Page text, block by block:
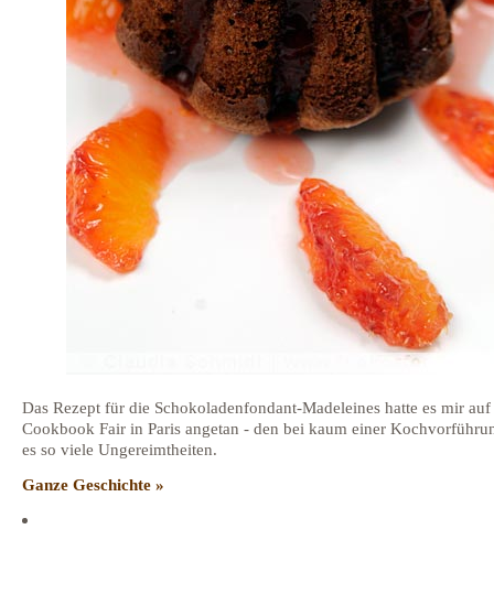
Das Rezept für die Schokoladenfondant-Madeleines hatte es mir auf
Cookbook Fair in Paris angetan - den bei kaum einer
es so viele Ungereimtheiten.
Ganze Geschichte »